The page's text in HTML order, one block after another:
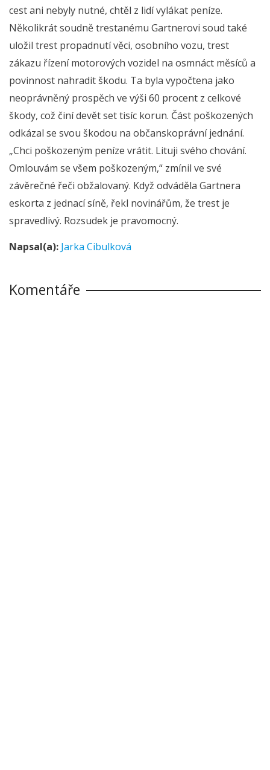
cest ani nebyly nutné, chtěl z lidí vylákat peníze.
Několikrát soudně trestanému Gartnerovi soud také
uložil trest propadnutí věci, osobního vozu, trest
zákazu řízení motorových vozidel na osmnáct měsíců a
povinnost nahradit škodu. Ta byla vypočtena jako
neoprávněný prospěch ve výši 60 procent z celkové
škody, což činí devět set tisíc korun. Část poškozených
odkázal se svou škodou na občanskoprávní jednání.
„Chci poškozeným peníze vrátit. Lituji svého chování.
Omlouvám se všem poškozeným,“ zmínil ve své
závěrečné řeči obžalovaný. Když odváděla Gartnera
eskorta z jednací síně, řekl novinářům, že trest je
spravedlivý. Rozsudek je pravomocný.
Napsal(a): Jarka Cibulková
Komentáře